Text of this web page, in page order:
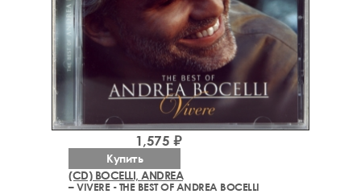
(CD) BOCELLI, ANDREA
– VIVERE - THE BEST OF ANDREA BOCELLI
1,575 ₽
Купить